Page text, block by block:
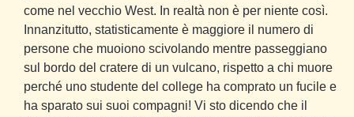
come nel vecchio West. In realtà non è per niente così.
Innanzitutto, statisticamente è maggiore il numero di
persone che muoiono scivolando mentre passeggiano
sul bordo del cratere di un vulcano, rispetto a chi muore
perché uno studente del college ha comprato un fucile e
ha sparato sui suoi compagni! Vi sto dicendo che il